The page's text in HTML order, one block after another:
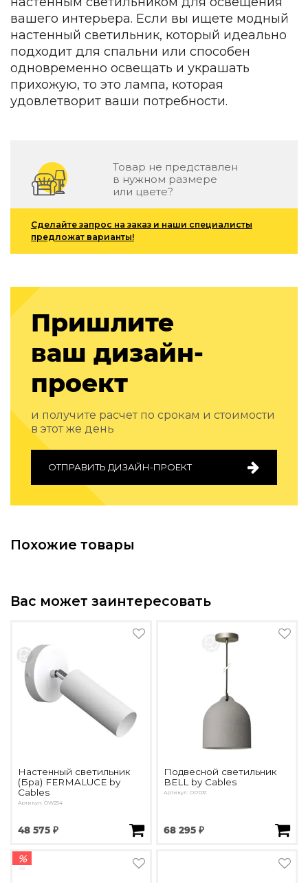
Сантехника и инженерия
Дизайнерские ванны
Подбор, производство и комплектация по вашему
Отделка и ремонт
для террас
Террасные и фасадные системы
Биоклиматические перголы
Камень
Все категории товаров
Бренды
Реализованные проекты
вашего интерьера. Если вы ищете модный
настенный светильник, который идеально
подходит для спальни или способен
одновременно освещать и украшать
прихожую, то это лампа, которая
удовлетворит ваши потребности.
Товар не представлен
в нужном размере
или цвете?
Сделайте запрос на заказ и наши специалисты
предложат варианты!
Пришлите
ваш дизайн-
проект
и получите расчет по срокам и стоимости
в этот же день
ОТПРАВИТЬ ДИЗАЙН-ПРОЕКТ
Похожие товары
Вас может заинтересовать
Настенный светильник
(Бра) FERMALUCE by
Cables
Артикул: OW254
48 575 ₽
Подвесной светильник
BELL by Cables
Артикул: OPD31
68 295 ₽
%